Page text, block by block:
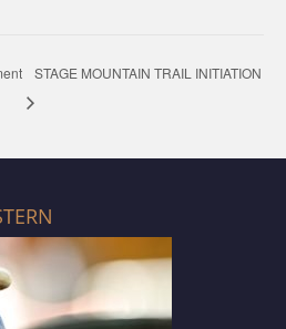
STAGE MOUNTAIN TRAIL INITIATION